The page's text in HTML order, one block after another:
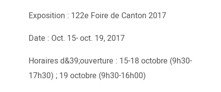
Exposition : 122e Foire de Canton 2017
Date : Oct. 15- oct. 19, 2017
Horaires d&39;ouverture : 15-18 octobre (9h30-
17h30) ; 19 octobre (9h30-16h00)